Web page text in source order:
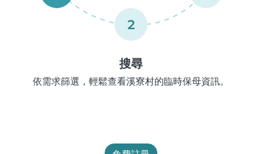
2
搜尋
依需求篩選，輕鬆查看溪寮村的臨時保母資訊。